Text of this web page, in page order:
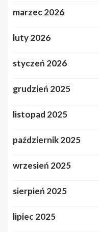
marzec 2026
luty 2026
styczeń 2026
grudzień 2025
listopad 2025
październik 2025
wrzesień 2025
sierpień 2025
lipiec 2025